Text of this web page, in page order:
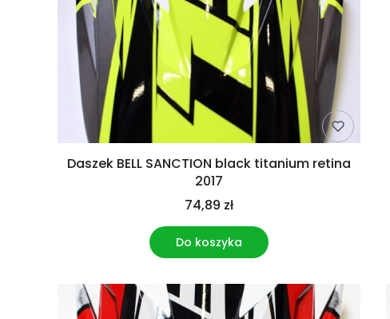
Daszek BELL SANCTION black titanium retina
2017
74,89 zł
Do koszyka